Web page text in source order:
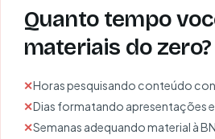
Quanto tempo
materiais do zero?
Horas pesquisando conteúdo
Dias formatando apresentações
Semanas adequando material à